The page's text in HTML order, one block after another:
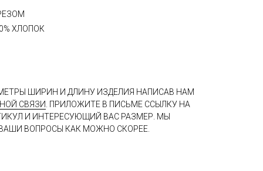
ХЛОПОК
ШИРИН И ДЛИНУ ИЗДЕЛИЯ НАПИСАВ НАМ
СВЯЗИ. ПРИЛОЖИТЕ В ПИСЬМЕ ССЫЛКУ НА
И ИНТЕРЕСУЮЩИЙ ВАС РАЗМЕР. МЫ
ВОПРОСЫ КАК МОЖНО СКОРЕЕ.